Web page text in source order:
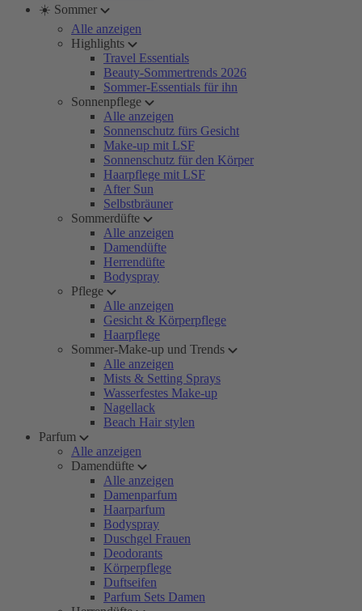
☀️ Sommer
Alle anzeigen
Highlights
Travel Essentials
Beauty-Sommertrends 2026
Sommer-Essentials für ihn
Sonnenpflege
Alle anzeigen
Sonnenschutz fürs Gesicht
Make-up mit LSF
Sonnenschutz für den Körper
Haarpflege mit LSF
After Sun
Selbstbräuner
Sommerdüfte
Alle anzeigen
Damendüfte
Herrendüfte
Bodyspray
Pflege
Alle anzeigen
Gesicht & Körperpflege
Haarpflege
Sommer-Make-up und Trends
Alle anzeigen
Mists & Setting Sprays
Wasserfestes Make-up
Nagellack
Beach Hair stylen
Parfum
Alle anzeigen
Damendüfte
Alle anzeigen
Damenparfum
Haarparfum
Bodyspray
Duschgel Frauen
Deodorants
Körperpflege
Duftseifen
Parfum Sets Damen